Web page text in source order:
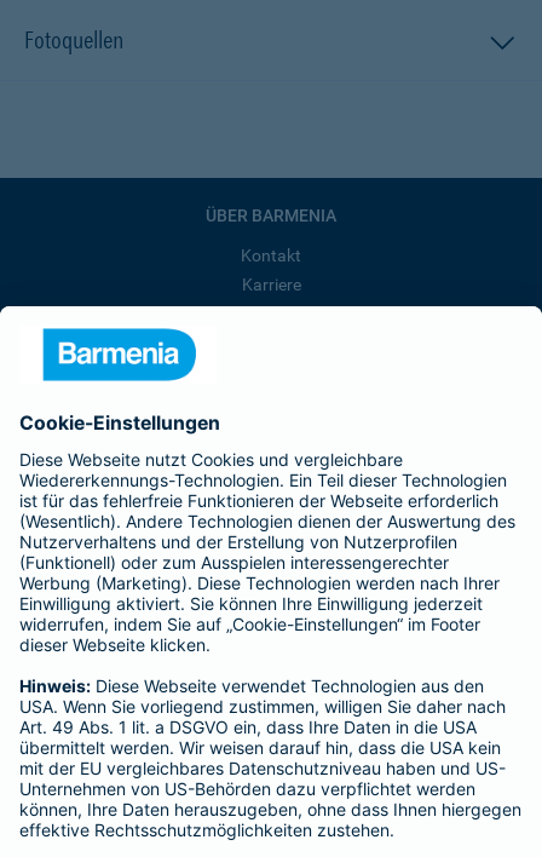
Fotoquellen
ÜBER BARMENIA
Kontakt
Karriere
Barmenia ist Teil der BarmeniaGothaer
BELIEBTE SEITEN
Kranken-Zusatzversicherung
Tierversicherungen
Haftpflichtversicherung
Hausratversicherung
Adresse ändern
Schaden melden
Kilometerstandsmeldung
Serviceübersicht